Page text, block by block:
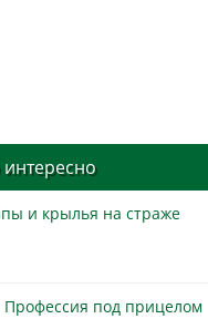
интересно
и крылья на страже
под прицелом